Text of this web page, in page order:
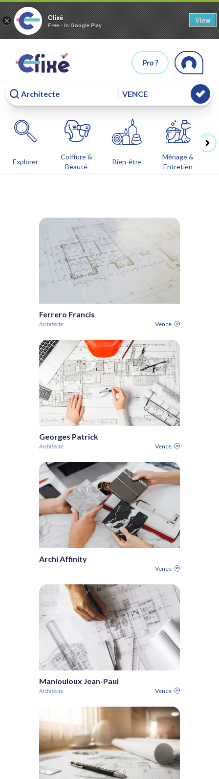
× Cfixé
Free - In Google Play
View
Pro ?
Explorer
Coiffure &
Beauté
Bien-être
Ménage &
Entretien
Ferrero Francis
Architecte Vence
Georges Patrick
Architecte Vence
Archi Affinity
Vence
Maniouloux Jean-Paul
Architecte Vence